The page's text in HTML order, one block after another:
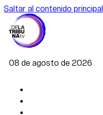
Saltar al contenido principal
08 de agosto de 2026